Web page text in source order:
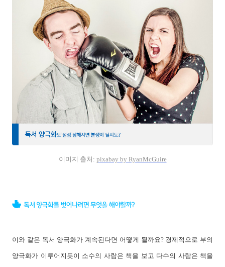
이미지 출처: pixabay by RyanMcGuire
이와 같은 독서 양극화가 계속된다면 어떻게 될까요? 경제적으로 부의
양극화가 이루어지듯이 소수의 사람은 책을 보고 다수의 사람은 책을